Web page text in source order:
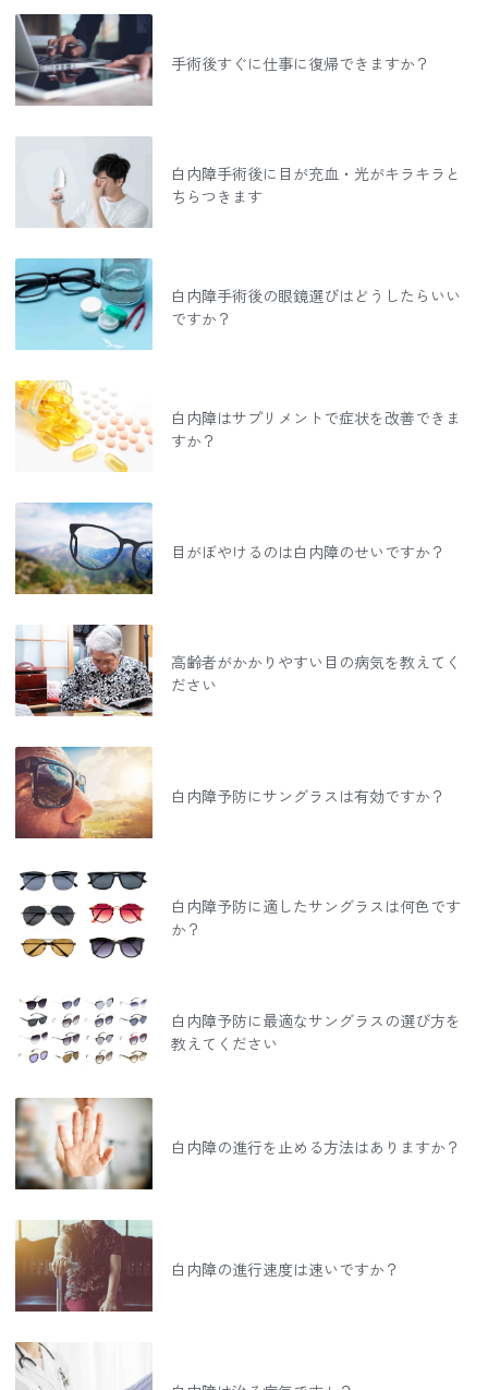
手術後すぐに仕事に復帰できますか？
白内障手術後に目が充血・光がキラキラと
ちらつきます
白内障手術後の眼鏡選びはどうしたらいい
ですか？
白内障はサプリメントで症状を改善できま
すか？
目がぼやけるのは白内障のせいですか？
高齢者がかかりやすい目の病気を教えてく
ださい
白内障予防にサングラスは有効ですか？
白内障予防に適したサングラスは何色です
か？
白内障予防に最適なサングラスの選び方を
教えてください
白内障の進行を止める方法はありますか？
白内障の進行速度は速いですか？